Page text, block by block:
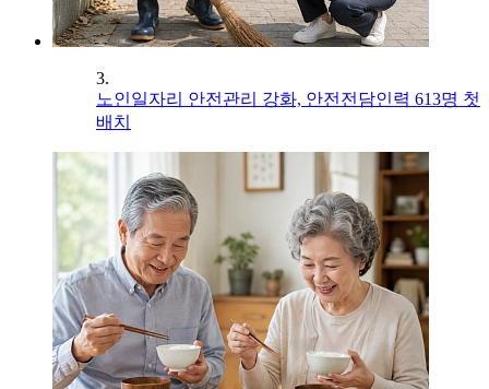
3.
노인일자리 안전관리 강화, 안전전담인력 613명 첫
배치